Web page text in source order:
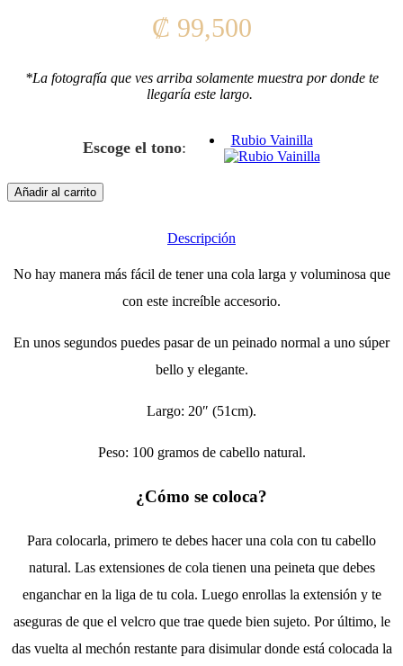
₡ 99,500
*La fotografía que ves arriba solamente muestra por donde te
llegaría este largo.
Escoge el tono: Rubio Vainilla
Añadir al carrito
Descripción
No hay manera más fácil de tener una cola larga y voluminosa que
con este increíble accesorio.
En unos segundos puedes pasar de un peinado normal a uno súper
bello y elegante.
Largo: 20″ (51cm).
Peso: 100 gramos de cabello natural.
¿Cómo se coloca?
Para colocarla, primero te debes hacer una cola con tu cabello
natural. Las extensiones de cola tienen una peineta que debes
enganchar en la liga de tu cola. Luego enrollas la extensión y te
aseguras de que el velcro que trae quede bien sujeto. Por último, le
das vuelta al mechón restante para disimular donde está colocada la